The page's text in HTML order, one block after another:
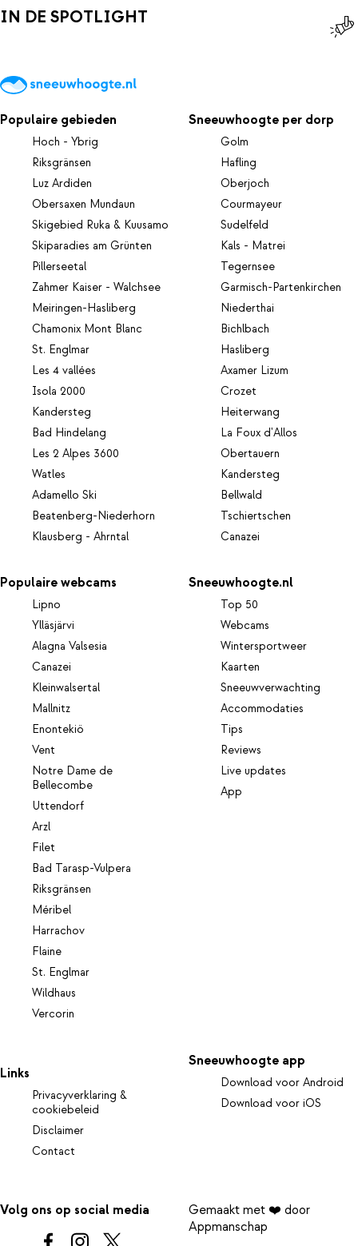
IN DE SPOTLIGHT
Populaire gebieden
Hoch - Ybrig
Riksgränsen
Luz Ardiden
Obersaxen Mundaun
Skigebied Ruka & Kuusamo
Skiparadies am Grünten
Pillerseetal
Zahmer Kaiser - Walchsee
Meiringen-Hasliberg
Chamonix Mont Blanc
St. Englmar
Les 4 vallées
Isola 2000
Kandersteg
Bad Hindelang
Les 2 Alpes 3600
Watles
Adamello Ski
Beatenberg-Niederhorn
Klausberg - Ahrntal
Sneeuwhoogte per dorp
Golm
Hafling
Oberjoch
Courmayeur
Sudelfeld
Kals - Matrei
Tegernsee
Garmisch-Partenkirchen
Niederthai
Bichlbach
Hasliberg
Axamer Lizum
Crozet
Heiterwang
La Foux d'Allos
Obertauern
Kandersteg
Bellwald
Tschiertschen
Canazei
Populaire webcams
Lipno
Ylläsjärvi
Alagna Valsesia
Canazei
Kleinwalsertal
Mallnitz
Enontekiö
Vent
Notre Dame de
Bellecombe
Uttendorf
Arzl
Filet
Bad Tarasp-Vulpera
Riksgränsen
Méribel
Harrachov
Flaine
St. Englmar
Wildhaus
Vercorin
Sneeuwhoogte.nl
Top 50
Webcams
Wintersportweer
Kaarten
Sneeuwverwachting
Accommodaties
Tips
Reviews
Live updates
App
Links
Privacyverklaring &
cookiebeleid
Disclaimer
Contact
Sneeuwhoogte app
Download voor Android
Download voor iOS
Volg ons op social media
Gemaakt met ❤️ door
Appmanschap